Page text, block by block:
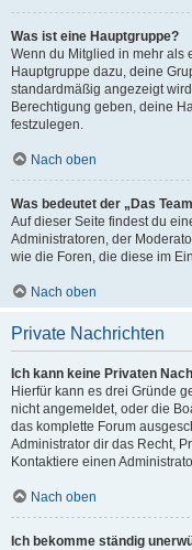
Was ist eine Hauptgruppe?
Wenn du Mitglied in mehr als
Hauptgruppe dazu, deine
standardmäßig angezeigt
Berechtigung geben, deine
festzulegen.
Nach oben
Was bedeutet der „Das
Auf dieser Seite findest du
Administratoren, der
wie die Foren, die diese im
Nach oben
Private Nachrichten
Ich kann keine Privaten
Hierfür kann es drei Gründe
nicht angemeldet, oder die
das komplette Forum
Administrator dir das Recht,
Kontaktiere einen
Nach oben
Ich bekomme ständig